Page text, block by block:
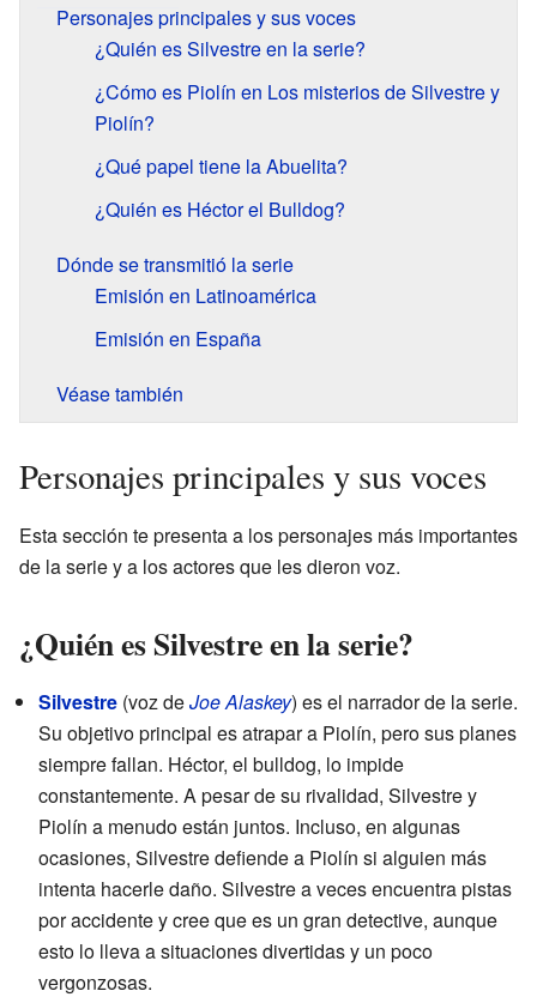
Personajes principales y sus voces
¿Quién es Silvestre en la serie?
¿Cómo es Piolín en Los misterios de Silvestre y
Piolín?
¿Qué papel tiene la Abuelita?
¿Quién es Héctor el Bulldog?
Dónde se transmitió la serie
Emisión en Latinoamérica
Emisión en España
Véase también
Personajes principales y sus voces
Esta sección te presenta a los personajes más importantes
de la serie y a los actores que les dieron voz.
¿Quién es Silvestre en la serie?
Silvestre (voz deJoe Alaskey) es el narrador de la serie.
Su objetivo principal es atrapar a Piolín, pero sus planes
siempre fallan. Héctor, el bulldog, lo impide
constantemente. A pesar de su rivalidad, Silvestre y
Piolín a menudo están juntos. Incluso, en algunas
ocasiones, Silvestre defiende a Piolín si alguien más
intenta hacerle daño. Silvestre a veces encuentra pistas
por accidente y cree que es un gran detective, aunque
esto lo lleva a situaciones divertidas y un poco
vergonzosas.